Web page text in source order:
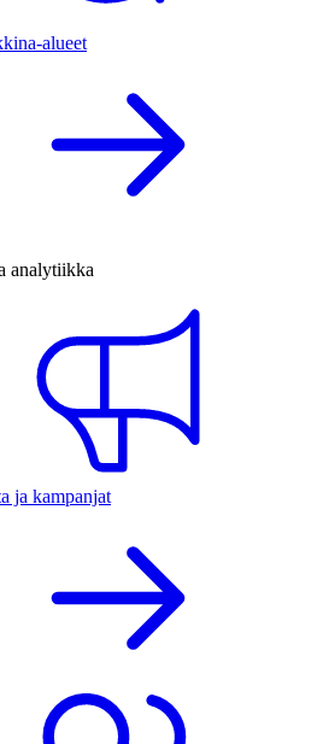
alueet
analytiikka
ja kampanjat